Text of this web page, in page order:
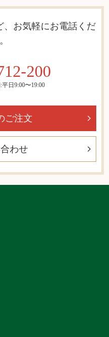
、お気軽にお電話くだ
200
日9:00〜19:00
ご注文
わせ